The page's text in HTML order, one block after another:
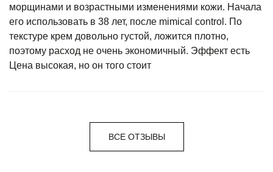
морщинами и возрастными изменениями кожи. Начала
его использовать в 38 лет, после mimical control. По
текстуре крем довольно густой, ложится плотно,
поэтому расход не очень экономичный. Эффект есть
Цена высокая, но он того стоит
ВСЕ ОТЗЫВЫ